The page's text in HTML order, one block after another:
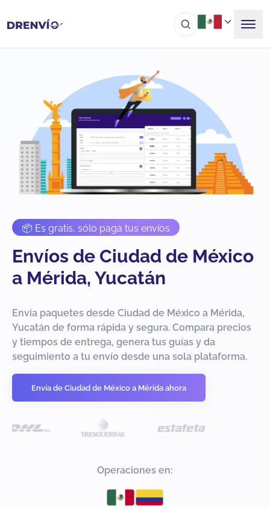
📦 Es gratis, sólo paga tus envíos
Envíos de Ciudad de México
a Mérida, Yucatán
Envía paquetes desde Ciudad de México a Mérida,
Yucatán de forma rápida y segura. Compara precios
y tiempos de entrega, genera tus guías y da
seguimiento a tu envío desde una sola plataforma.
Envía de Ciudad de México a Mérida ahora
Operaciones en: